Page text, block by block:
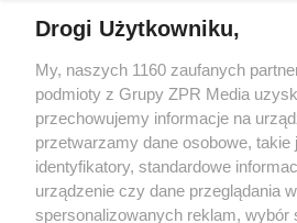
Żaden utwór zamieszczony w serwisie nie
rozpowszechniany lub dalej
tym także elektroniczny lub mechaniczny)
eksploatacji w jakiejkolwiek formie,
Internecie bez pisemnej zgody właściciela
wykorzystanie utworów w całości lub w
tzn. bez właściwej zgody, jest zabronione
ścigane prawnie.
Drogi Użytkowniku,
My, naszych 1160 zaufanych
podmioty z Grupy ZPR Media
przechowujemy informacje na
przetwarzamy dane osobowe, takie
identyfikatory, standardowe
urządzenie czy dane przeglądania
spersonalizowanych reklam, wybór